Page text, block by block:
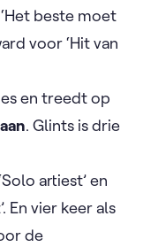
beste moet
voor ‘Hit van
en treedt op
. Glints is drie
artiest’ en
En vier keer als
de